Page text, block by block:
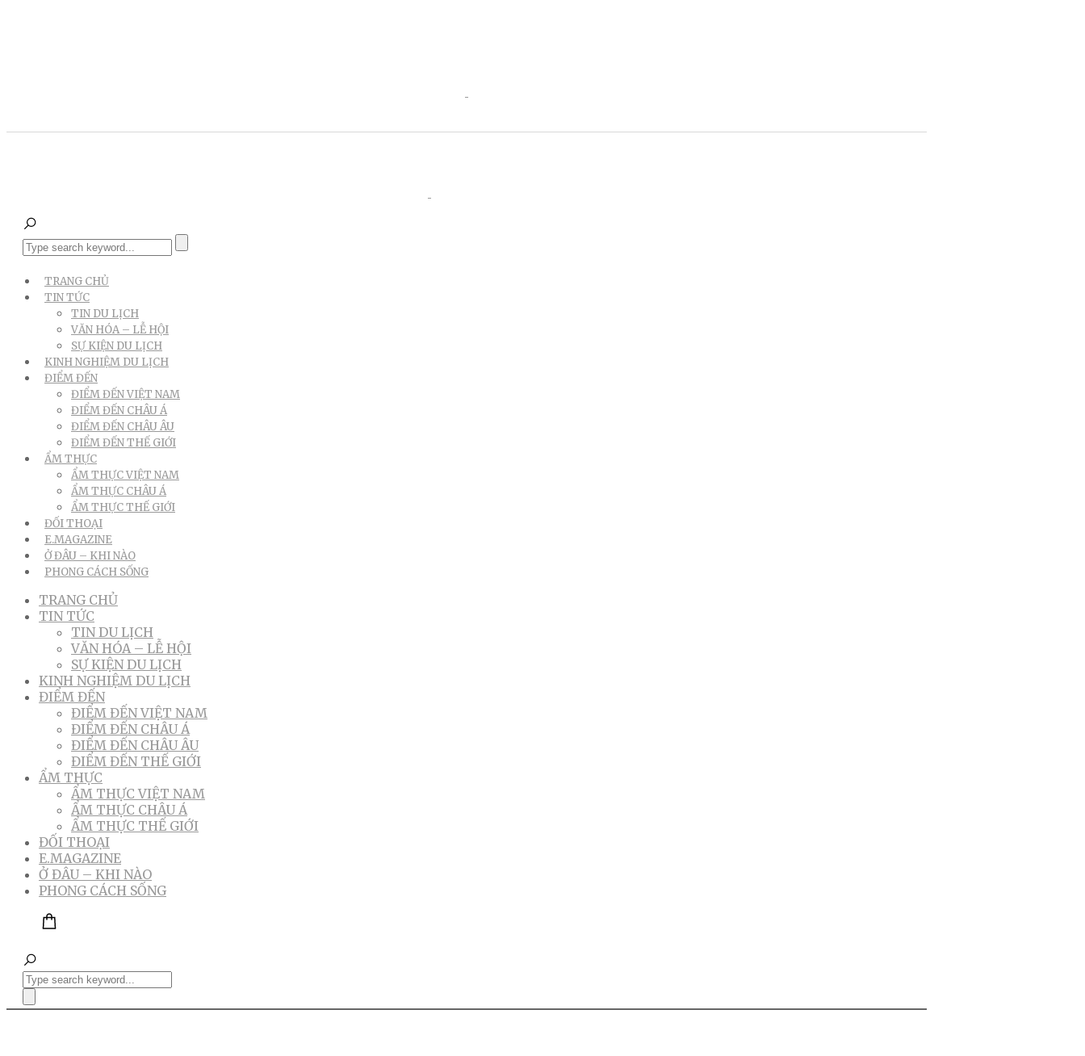
TRANG CHỦ
TIN TỨC
TIN DU LỊCH
VĂN HÓA – LỄ HỘI
SỰ KIỆN DU LỊCH
KINH NGHIỆM DU LỊCH
ĐIỂM ĐẾN
ĐIỂM ĐẾN VIỆT NAM
ĐIỂM ĐẾN CHÂU Á
ĐIỂM ĐẾN CHÂU ÂU
ĐIỂM ĐẾN THẾ GIỚI
ẨM THỰC
ẨM THỰC VIỆT NAM
ẨM THỰC CHÂU Á
ẨM THỰC THẾ GIỚI
ĐỐI THOẠI
E.MAGAZINE
Ở ĐÂU – KHI NÀO
PHONG CÁCH SỐNG
TRANG CHỦ
TIN TỨC
TIN DU LỊCH
VĂN HÓA – LỄ HỘI
SỰ KIỆN DU LỊCH
KINH NGHIỆM DU LỊCH
ĐIỂM ĐẾN
ĐIỂM ĐẾN VIỆT NAM
ĐIỂM ĐẾN CHÂU Á
ĐIỂM ĐẾN CHÂU ÂU
ĐIỂM ĐẾN THẾ GIỚI
ẨM THỰC
ẨM THỰC VIỆT NAM
ẨM THỰC CHÂU Á
ẨM THỰC THẾ GIỚI
ĐỐI THOẠI
E.MAGAZINE
Ở ĐÂU – KHI NÀO
PHONG CÁCH SỐNG